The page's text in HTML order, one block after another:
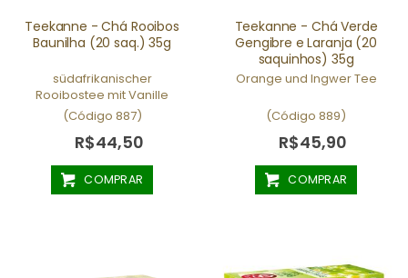
Teekanne - Chá Rooibos
Baunilha (20 saq.) 35g
südafrikanischer
Rooibostee mit Vanille
(Código 887)
R$44,50
COMPRAR
Teekanne - Chá Verde
Gengibre e Laranja (20
saquinhos) 35g
Orange und Ingwer Tee
(Código 889)
R$45,90
COMPRAR